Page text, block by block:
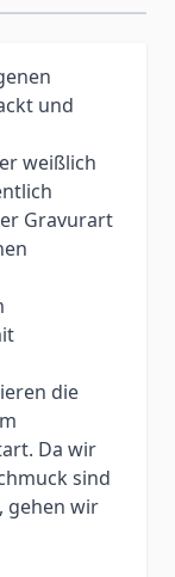
und
weißlich
Gravurart
die
Da wir
sind
gehen wir